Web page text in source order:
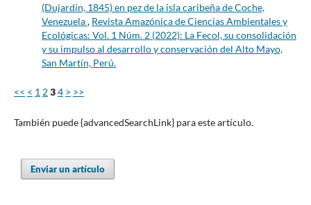
(Dujardin, 1845) en pez de la isla caribeña de Coche,
Venezuela, Revista Amazónica de Ciencias Ambientales y
Ecológicas: Vol. 1 Núm. 2 (2022): La Fecol, su consolidación
y su impulso al desarrollo y conservación del Alto Mayo,
San Martín, Perú.
<< < 1 234 > >>
También puede {advancedSearchLink} para este artículo.
Enviar un artículo